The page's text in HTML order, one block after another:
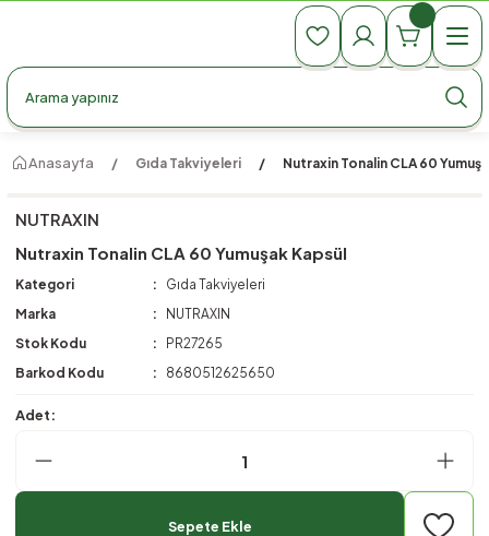
990 TL Üzeri Ücretsiz Kargo
990 TL Üzeri Ücretsiz Kargo
Anasayfa Gıda Takviyeleri Nutraxin Tonalin CLA 60
NUTRAXIN
Nutraxin Tonalin CLA 60 Yumuşak Kapsül
Kategori
Gıda Takviyeleri
Marka
NUTRAXIN
Stok Kodu
PR27265
Barkod Kodu
8680512625650
Adet:
Sepete Ekle